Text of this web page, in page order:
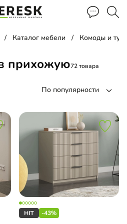
Каталог мебели Комоды и
прихожую72 товара
По популярности
-43%